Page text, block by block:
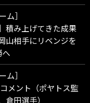
ム］
積み上げてきた成果
山相手にリベンジを
へ
ム］
メント（ポヤトス監
倉田選手）